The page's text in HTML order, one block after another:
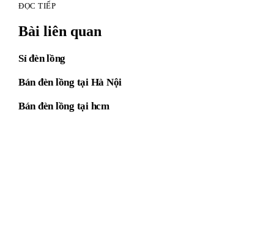
ĐỌC TIẾP
Bài liên quan
Sỉ đèn lồng
Bán đèn lồng tại Hà Nội
Bán đèn lồng tại hcm